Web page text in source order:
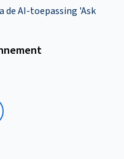
de AI-toepassing 'Ask